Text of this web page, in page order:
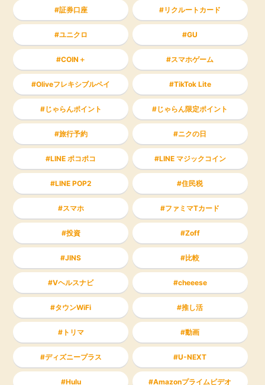
証券口座 リクルートカード
ユニクロ GU
COIN＋ スマホゲーム
Oliveフレキシブルペイ TikTok Lite
じゃらんポイント じゃらん限定ポイント
旅行予約 ニクの日
LINE ポコポコ LINE マジックコイン
LINE POP2 住民税
スマホ ファミマTカード
投資 Zoff
JINS 比較
Vヘルスナビ cheeese
タウンWiFi 推し活
トリマ 動画
ディズニープラス U-NEXT
Hulu Amazonプライムビデオ